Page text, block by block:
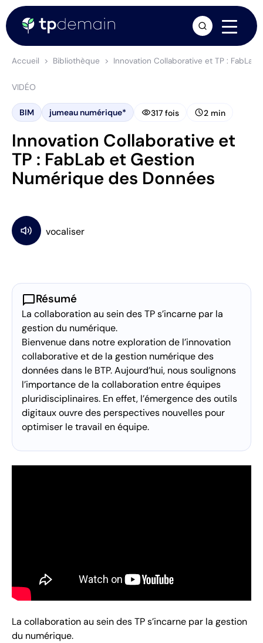
Accueil Bibliothèque Innovation Collaborative et TP :
VIDÉO
BIM jumeau numérique* visibility317 fois schedule2 min
Innovation Collaborative et
TP : FabLab et Gestion
Numérique des Données
chat_bubbleRésumé
La collaboration au sein des TP s’incarne par la
gestion du numérique.
Bienvenue dans notre exploration de l’innovation
collaborative et de la gestion numérique des
données dans le BTP. Aujourd’hui, nous soulignons
l’importance de la collaboration entre équipes
pluridisciplinaires. En effet, l’émergence des outils
digitaux ouvre des perspectives nouvelles pour
optimiser le travail en équipe.
La collaboration au sein des TP s’incarne par la gestion
du numérique.
arrow_forward